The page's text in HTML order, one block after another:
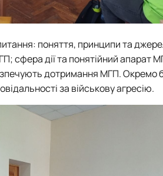
питання: поняття, принципи та
;сфера дії та понятійний апарат
дотримання МГП. Окремо
за військову агресію.